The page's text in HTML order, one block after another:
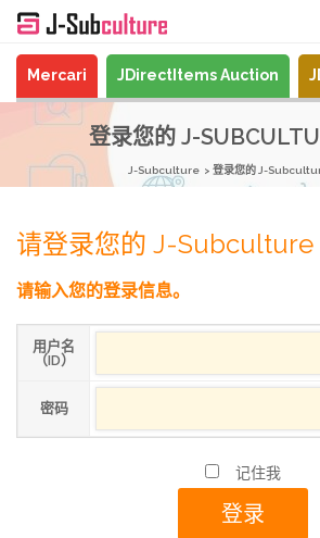
Mercari JDirectItems Auction
登录您的 J-
J-Subculture 登录您的 J-
请登录您的 J-Subculture
请输入您的登录信息。
用户名
（ID）
密码
记住我